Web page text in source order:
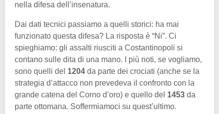
nella difesa dell’insenatura.
Dai dati tecnici passiamo a quelli storici: ha mai
funzionato questa difesa? La risposta è “Ni”. Ci
spieghiamo: gli assalti riusciti a Costantinopoli si
contano sulle dita di una mano. I più noti, se vogliamo,
sono quelli del 1204 da parte dei crociati (anche se la
strategia d’attacco non prevedeva il confronto con la
grande catena del Corno d’oro) e quello del 1453 da
parte ottomana. Soffermiamoci su quest’ultimo.